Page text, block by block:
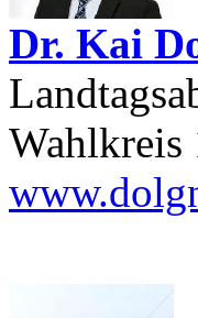
Dr. Kai
Wahlkreis